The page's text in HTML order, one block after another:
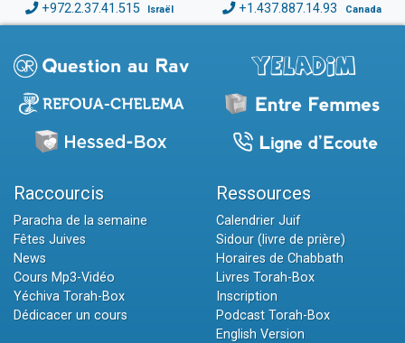
+972.2.37.41.515 Israël +1.437.887.14.93 Canada
Raccourcis
Paracha de la semaine
Fêtes Juives
News
Cours Mp3-Vidéo
Yéchiva Torah-Box
Dédicacer un cours
Ressources
Calendrier Juif
Sidour (livre de prière)
Horaires de Chabbath
Livres Torah-Box
Inscription
Podcast Torah-Box
English Version